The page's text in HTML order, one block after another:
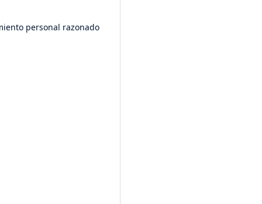
personal razonado